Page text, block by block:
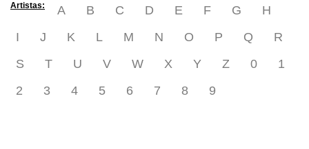
Artistas: A B C D E F G
H
I
J K L M N O P Q
R
S
T U V W X Y Z 0
1
2
3 4 5 6 7 8 9